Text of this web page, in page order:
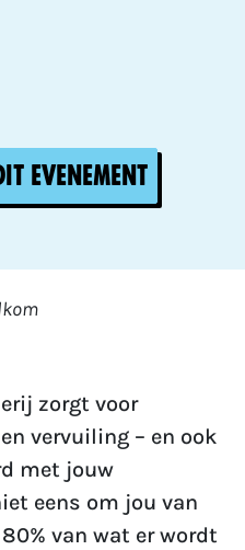
evenement
zorgt voor
vervuiling – en ook
met jouw
eens om jou van
van wat er wordt